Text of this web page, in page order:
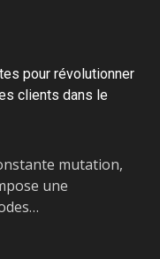
pour révolutionner
clients dans le
mutation,
une